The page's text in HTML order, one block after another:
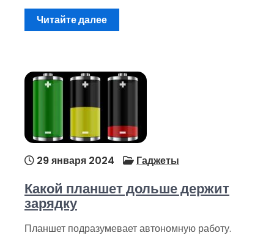
Читайте далее
29 января 2024 Гаджеты
Какой планшет дольше держит
зарядку
Планшет подразумевает автономную работу.